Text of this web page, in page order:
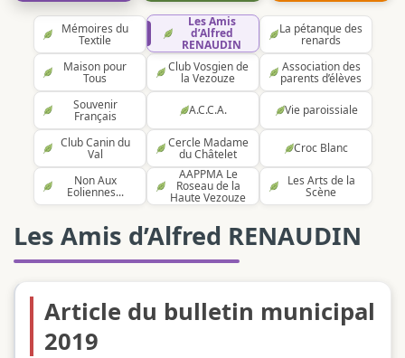
Mémoires du
Textile
Les Amis
d’Alfred
RENAUDIN
La pétanque des
renards
Maison pour
Tous
Club Vosgien de
la Vezouze
Association des
parents d’élèves
Souvenir
Français A.C.C.A. Vie paroissiale
Club Canin du
Val
Cercle Madame
du Châtelet Croc Blanc
Non Aux
Eoliennes...
AAPPMA Le
Roseau de la
Haute Vezouze
Les Arts de la
Scène
Les Amis d’Alfred RENAUDIN
Article du bulletin municipal
2019